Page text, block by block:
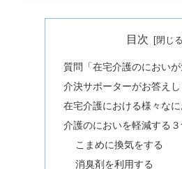
目次
質問「在宅介護のにおいが
介決サポーターがお答えし
在宅介護における様々な
介護のにおいを軽減する
こまめに換気をする
消臭剤を利用する